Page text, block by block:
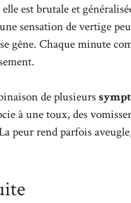
est brutale et
sensation de vertige
gêne. Chaque minute
de plusieurs
à une toux, des
peur rend parfois